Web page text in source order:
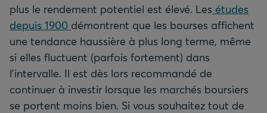
plus le rendement potentiel est élevé. Les études
depuis 1900 démontrent que les bourses affichent
une tendance haussière à plus long terme, même
si elles fluctuent (parfois fortement) dans
l'intervalle. Il est dès lors recommandé de
continuer à investir lorsque les marchés boursiers
se portent moins bien. Si vous souhaitez tout de